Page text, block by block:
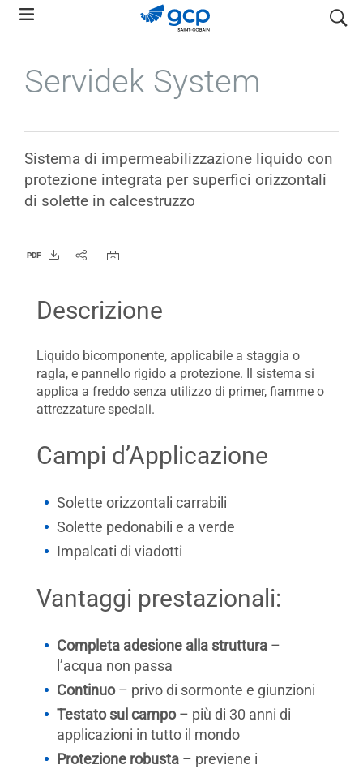
Skip
navigation
search
Servidek System
Sistema di impermeabilizzazione liquido con
protezione integrata per superfici orizzontali
di solette in calcestruzzo
PDF
Descrizione
Liquido bicomponente, applicabile a staggia o
ragla, e pannello rigido a protezione. Il sistema si
applica a freddo senza utilizzo di primer, fiamme o
attrezzature speciali.
Campi d’Applicazione
Solette orizzontali carrabili
Solette pedonabili e a verde
Impalcati di viadotti
Vantaggi prestazionali:
Completa adesione alla struttura –
l’acqua non passa
Continuo– privo di sormonte e giunzioni
Testato sul campo– più di 30 anni di
applicazioni in tutto il mondo
Protezione robusta – previene i